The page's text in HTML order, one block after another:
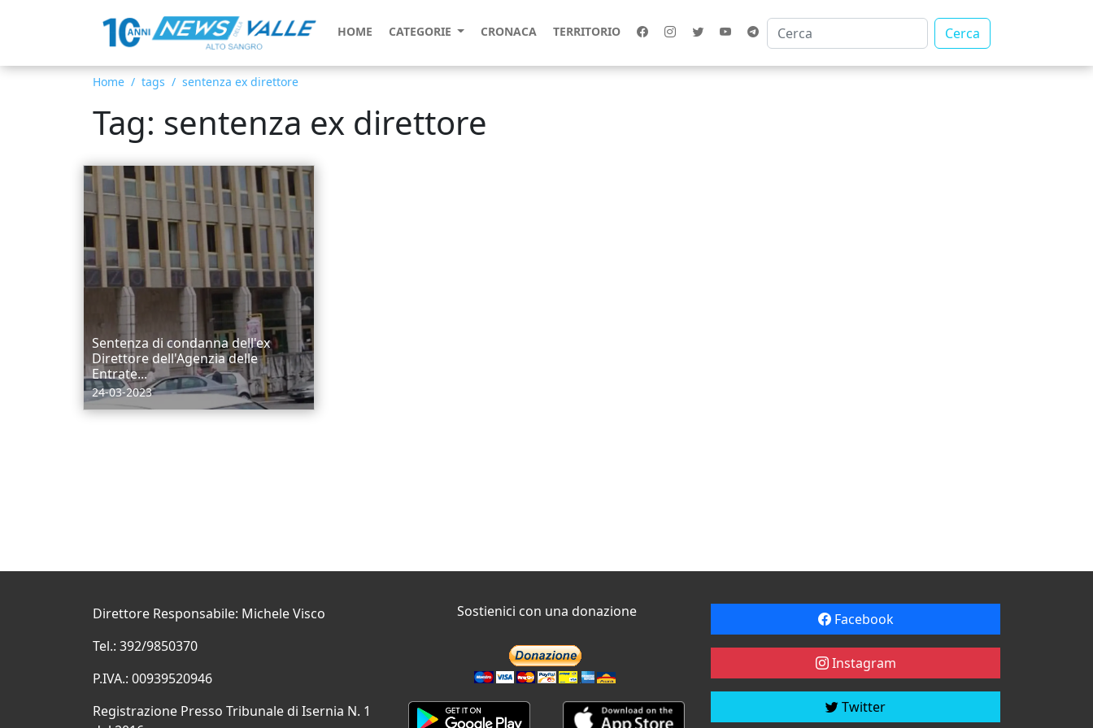
HOME CATEGORIE CRONACA TERRITORIO Cerca
Home tags sentenza ex direttore
Tag: sentenza ex direttore
Sentenza di condanna dell'ex
Direttore dell'Agenzia delle
Entrate...
24-03-2023
Direttore Responsabile: Michele Visco
Tel.: 392/9850370
P.IVA.: 00939520946
Registrazione Presso Tribunale di Isernia N. 1
Sostienici con una donazione Facebook
Instagram
Twitter